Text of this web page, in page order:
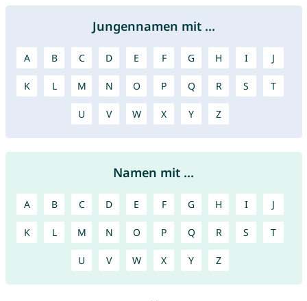
Jungennamen mit ...
A B C D E F G H I J
K L M N O P Q R S T
U V W X Y Z
Namen mit ...
A B C D E F G H I J
K L M N O P Q R S T
U V W X Y Z